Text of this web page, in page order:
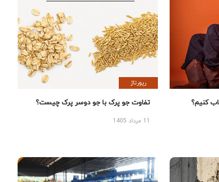
کنیم؟
رپورتاژ
تفاوت جو پرک با جو دوسر پرک چیست؟